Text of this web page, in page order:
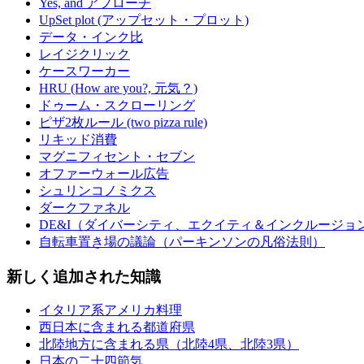
Yes, and アプローチ
UpSet plot (アップセット・プロット)
データ・インク比
レイジクリック
ケースワーカー
HRU (How are you?, 元気？)
ドゥーム・スクローリング
ピザ2枚ルール (two pizza rule)
リキッド消費
マグニフィセント・セブン
オファーウォール広告
シュリンコノミクス
ダークファネル
DE&I（ダイバーシティ、エクイティ＆インクルージョ
自転車置き場の議論（パーキンソンの凡俗法則）
新しく追加された知識
イタリア系アメリカ料理
西日本に含まれる都道府県
北陸地方に含まれる県（北陸4県、北陸3県）